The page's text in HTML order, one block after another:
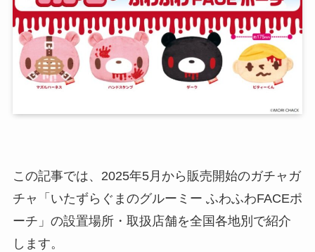
この記事では、2025年5月から販売開始のガチャガ
チャ「いたずらぐまのグルーミー ふわふわFACEポ
ーチ」の設置場所・取扱店舗を全国各地別で紹介
します。